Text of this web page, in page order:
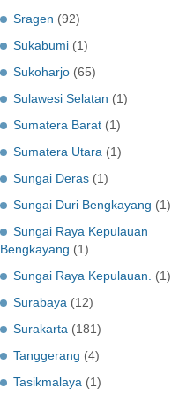
Sragen (92)
Sukabumi (1)
Sukoharjo (65)
Sulawesi Selatan (1)
Sumatera Barat (1)
Sumatera Utara (1)
Sungai Deras (1)
Sungai Duri Bengkayang (1)
Sungai Raya Kepulauan
Bengkayang (1)
Sungai Raya Kepulauan.
(1)
Surabaya (12)
Surakarta (181)
Tanggerang (4)
Tasikmalaya (1)